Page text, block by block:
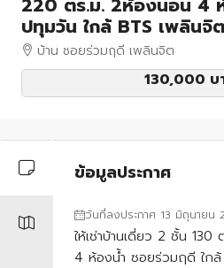
220 ตร.ม. 2ห้องนอน 4
ปทุมวัน ใกล้ BTS เพลิน
บ้าน ซอยร่วมฤดี เพลินจิต
130,000 บ
ข้อมูลประกาศ
วันที่ลงประกาศ 13 มิถุนายน
ให้เช่าบ้านเดี่ยว 2 ชั้น
4 ห้องน้ำ ซอยร่วมฤดี ใก